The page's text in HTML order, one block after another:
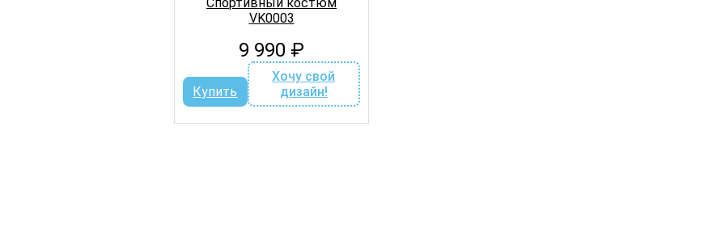
VK0003
9 990 ₽
Купить
Хочу свой
дизайн!